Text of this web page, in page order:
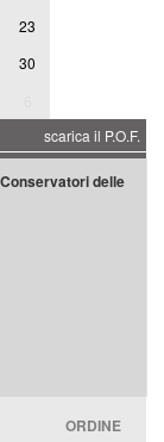
23
30
scarica il P.O.F.
delle
ORDINE